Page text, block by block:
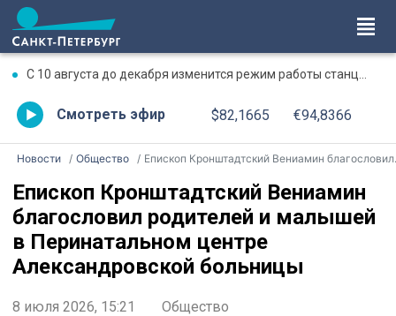
С 10 августа до декабря изменится режим работы станции метро «Чкаловская»
Смотреть эфир $82,1665 €94,8366
Новости Общество Епископ Кронштадтский Вениамин благословил родителей и малышей в Перинатальном центре Александровской больницы
Епископ Кронштадтский Вениамин
благословил родителей и малышей
в Перинатальном центре
Александровской больницы
8 июля 2026, 15:21 Общество